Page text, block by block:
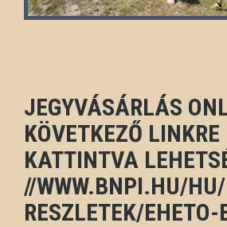
JEGYVÁSÁRLÁS
KÖVETKEZŐ LINKRE
KATTINTVA
//WWW.BNPI.HU/
RESZLETEK/EHETO-